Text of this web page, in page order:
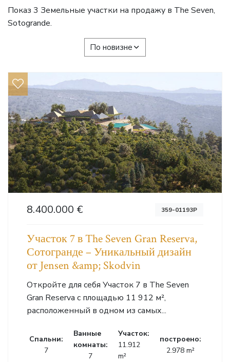
Показ 3 Земельные участки на продажу в The Seven,
Sotogrande.
По новизне
8.400.000 € 359-01193P
Участок 7 в The Seven Gran Reserva,
Сотогранде – Уникальный дизайн
от Jensen &amp; Skodvin
Откройте для себя Участок 7 в The Seven
Gran Reserva с площадью 11 912 м²,
расположенный в одном из самых...
Cпальни:
7
Ванные
комнаты:
7
Участок:
11.912
m²
построено:
2.978 m²